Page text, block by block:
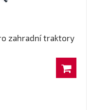
zahradní traktory